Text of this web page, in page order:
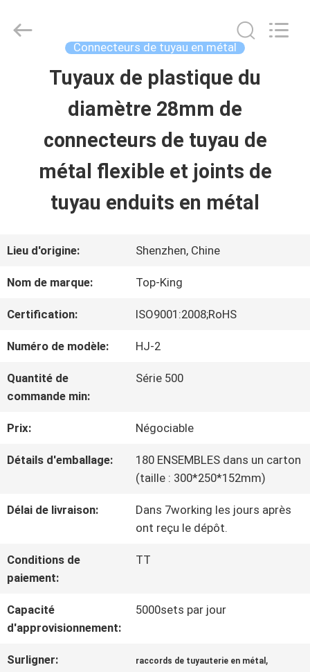
MAISON
PRODUITS
À
PROPOS
DE
NOUS
VISITE
DE
L'USINE
CONTRÔLE
LA
NOUS
Shenzhen
Connecteurs de tuyau en métal
Tuyaux de plastique du
diamètre 28mm de
connecteurs de tuyau de
métal flexible et joints de
tuyau enduits en métal
Lieu d'origine: Shenzhen, Chine
Nom de marque: Top-King
Certification: ISO9001:2008;RoHS
Numéro de modèle: HJ-2
Quantité de
commande min:
Série 500
Prix: Négociable
Détails d'emballage:
180 ENSEMBLES dans un carton
(taille : 300*250*152mm)
Délai de livraison:
Dans 7working les jours après
ont reçu le dépôt.
Conditions de
paiement:
TT
Capacité
d'approvisionnement:
5000sets par jour
Surligner: raccords de tuyauterie en métal ,